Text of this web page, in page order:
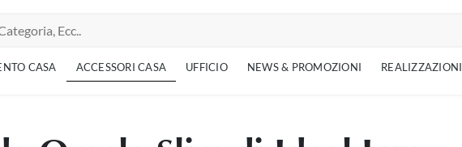
CASA ACCESSORI CASA UFFICIO NEWS & PROMOZIONI REALIZZAZIONI